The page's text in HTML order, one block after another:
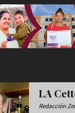
LA
Redacción